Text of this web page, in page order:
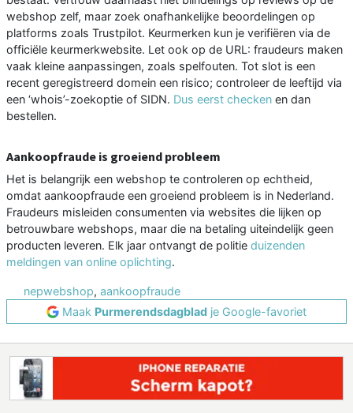
webshop zelf, maar zoek onafhankelijke beoordelingen op
platforms zoals Trustpilot. Keurmerken kun je verifiëren via de
officiële keurmerkwebsite. Let ook op de URL: fraudeurs maken
vaak kleine aanpassingen, zoals spelfouten. Tot slot is een
recent geregistreerd domein een risico; controleer de leeftijd via
een ‘whois’-zoekoptie of SIDN. Dus eerst checken en dan
bestellen.
Aankoopfraude is groeiend probleem
Het is belangrijk een webshop te controleren op echtheid,
omdat aankoopfraude een groeiend probleem is in Nederland.
Fraudeurs misleiden consumenten via websites die lijken op
betrouwbare webshops, maar die na betaling uiteindelijk geen
producten leveren. Elk jaar ontvangt de politie duizenden
meldingen van online oplichting.
nepwebshop, aankoopfraude
Maak Purmerendsdagblad je Google-favoriet